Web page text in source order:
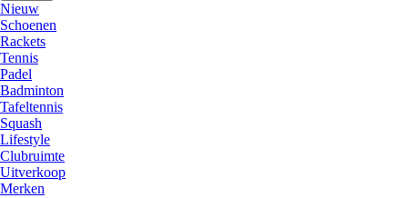
Nieuw
Schoenen
Rackets
Tennis
Padel
Badminton
Tafeltennis
Squash
Lifestyle
Clubruimte
Uitverkoop
Merken